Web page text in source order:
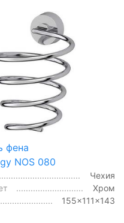
фена
NOS 080
Чехия
Хром
155x111x143